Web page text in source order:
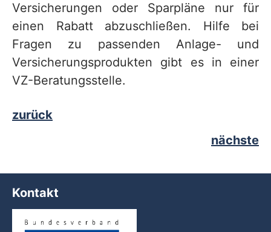
Versicherungen oder Sparpläne nur für
einen Rabatt abzuschließen. Hilfe bei
Fragen zu passenden Anlage- und
Versicherungsprodukten gibt es in einer
VZ-Beratungsstelle.
zurück
nächste
Kontakt